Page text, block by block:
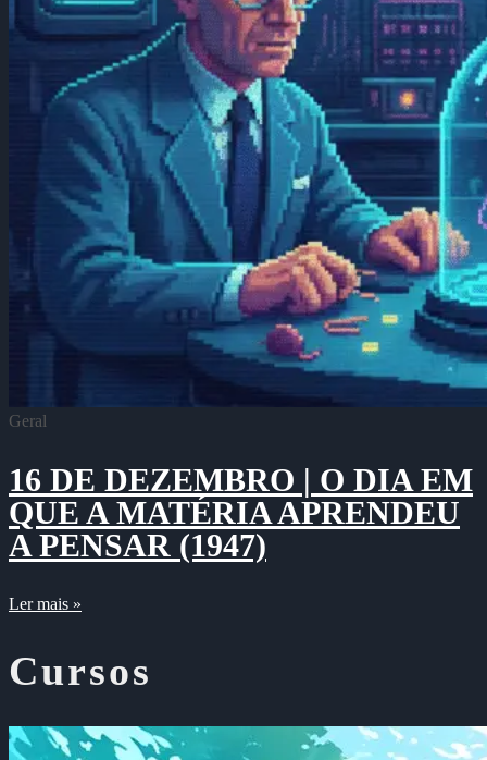
Geral
16 DE DEZEMBRO | O DIA EM
QUE A MATÉRIA APRENDEU
A PENSAR (1947)
Ler mais »
Cursos